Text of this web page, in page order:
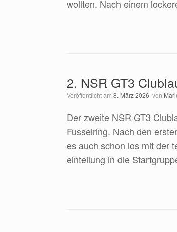
wollten. Nach einem
2. NSR GT3
Veröffentlicht am 8. März 2026 von
Der zweite NSR GT3
Fusselring. Nach den
es auch schon los mit der
einteilung in die